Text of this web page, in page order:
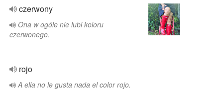
czerwony
Ona w ogóle nie lubi koloru
czerwonego.
rojo
A ella no le gusta nada el color rojo.